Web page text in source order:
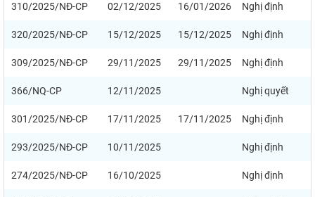
310/2025/NĐ-CP 02/12/2025 16/01/2026 Nghị định
320/2025/NĐ-CP 15/12/2025 15/12/2025 Nghị định
309/2025/NĐ-CP 29/11/2025 29/11/2025 Nghị định
366/NQ-CP 12/11/2025 Nghị quyết
301/2025/NĐ-CP 17/11/2025 17/11/2025 Nghị định
293/2025/NĐ-CP 10/11/2025 Nghị định
274/2025/NĐ-CP 16/10/2025 Nghị định